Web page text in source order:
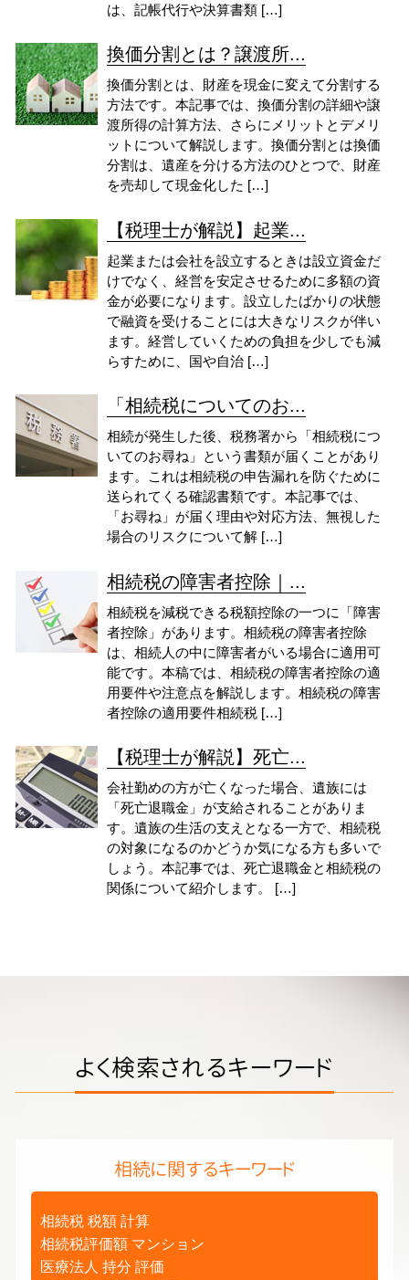
は、記帳代行や決算書類 […]
換価分割とは？譲渡所...
換価分割とは、財産を現金に変えて分割する
方法です。本記事では、換価分割の詳細や譲
渡所得の計算方法、さらにメリットとデメリ
ットについて解説します。換価分割とは換価
分割は、遺産を分ける方法のひとつで、財産
を売却して現金化した […]
【税理士が解説】起業...
起業または会社を設立するときは設立資金だ
けでなく、経営を安定させるために多額の資
金が必要になります。設立したばかりの状態
で融資を受けることには大きなリスクが伴い
ます。経営していくための負担を少しでも減
らすために、国や自治 […]
「相続税についてのお...
相続が発生した後、税務署から「相続税につ
いてのお尋ね」という書類が届くことがあり
ます。これは相続税の申告漏れを防ぐために
送られてくる確認書類です。本記事では、
「お尋ね」が届く理由や対応方法、無視した
場合のリスクについて解 […]
相続税の障害者控除｜...
相続税を減税できる税額控除の一つに「障害
者控除」があります。相続税の障害者控除
は、相続人の中に障害者がいる場合に適用可
能です。本稿では、相続税の障害者控除の適
用要件や注意点を解説します。相続税の障害
者控除の適用要件相続税 […]
【税理士が解説】死亡...
会社勤めの方が亡くなった場合、遺族には
「死亡退職金」が支給されることがありま
す。遺族の生活の支えとなる一方で、相続税
の対象になるのかどうか気になる方も多いで
しょう。本記事では、死亡退職金と相続税の
関係について紹介します。 […]
よく検索されるキーワード
相続に関するキーワード
相続税 税額 計算
相続税評価額 マンション
医療法人 持分 評価